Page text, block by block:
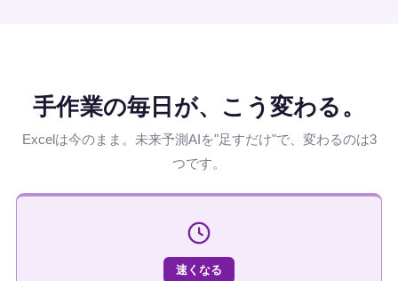
手作業の毎日が、こう変わる。
Excelは今のまま。未来予測AIを"足すだけ"で、変わるのは3
つです。
速くなる